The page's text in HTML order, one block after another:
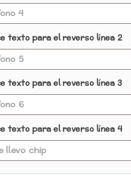
texto para el reverso línea 2
texto para el reverso línea 3
texto para el reverso línea 4